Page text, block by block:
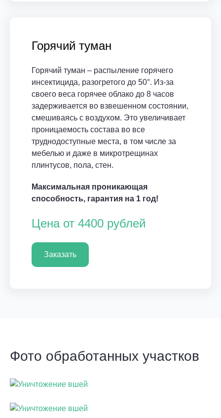
Горячий туман
Горячий туман – распыление горячего
инсектицида, разогретого до 50°. Из-за
своего веса горячее облако до 8 часов
задерживается во взвешенном состоянии,
смешиваясь с воздухом. Это увеличивает
проницаемость состава во все
труднодоступные места, в том числе за
мебелью и даже в микротрещинах
плинтусов, пола, стен.
Максимальная проникающая
способность, гарантия на 1 год!
Цена от 4400 рублей
Заказать
Фото обработанных участков